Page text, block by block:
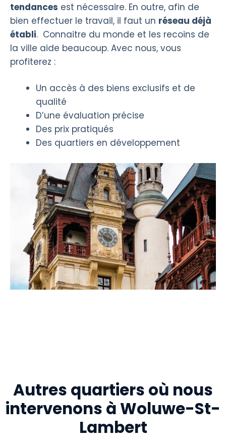
tendances est nécessaire. En outre, afin de
bien effectuer le travail, il faut un réseau déjà
établi. Connaitre du monde et les recoins de
la ville aide beaucoup. Avec nous, vous
profiterez :
Un accès à des biens exclusifs et de
qualité
D’une évaluation précise
Des prix pratiqués
Des quartiers en développement
Autres quartiers où nous
intervenons à Woluwe-St-
Lambert